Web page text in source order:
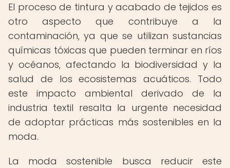
El proceso de tintura y acabado de tejidos es
otro aspecto que contribuye a la
contaminación, ya que se utilizan sustancias
químicas tóxicas que pueden terminar en ríos
y océanos, afectando la biodiversidad y la
salud de los ecosistemas acuáticos. Todo
este impacto ambiental derivado de la
industria textil resalta la urgente necesidad
de adoptar prácticas más sostenibles en la
moda.
La moda sostenible busca reducir este